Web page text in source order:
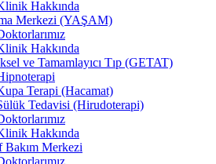
Hakkında
Merkezi (YAŞAM)
Hakkında
ve Tamamlayıcı Tıp (GETAT)
Terapi (Hacamat)
Tedavisi (Hirudoterapi)
Hakkında
Bakım Merkezi